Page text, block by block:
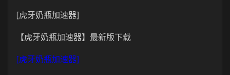
[虎牙奶瓶加速器]
【虎牙奶瓶加速器】最新版下载
[虎牙奶瓶加速器]